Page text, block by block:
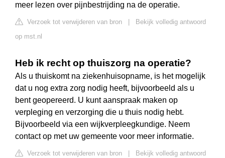
meer lezen over pijnbestrijding na de operatie.
Verzoek tot verwijderen van bron
Bekijk volledig antwoord
op mst.nl
Heb ik recht op thuiszorg na operatie?
Als u thuiskomt na ziekenhuisopname, is het mogelijk
dat u nog extra zorg nodig heeft, bijvoorbeeld als u
bent geopereerd. U kunt aanspraak maken op
verpleging en verzorging die u thuis nodig hebt.
Bijvoorbeeld via een wijkverpleegkundige. Neem
contact op met uw gemeente voor meer informatie.
Verzoek tot verwijderen van bron
Bekijk volledig antwoord